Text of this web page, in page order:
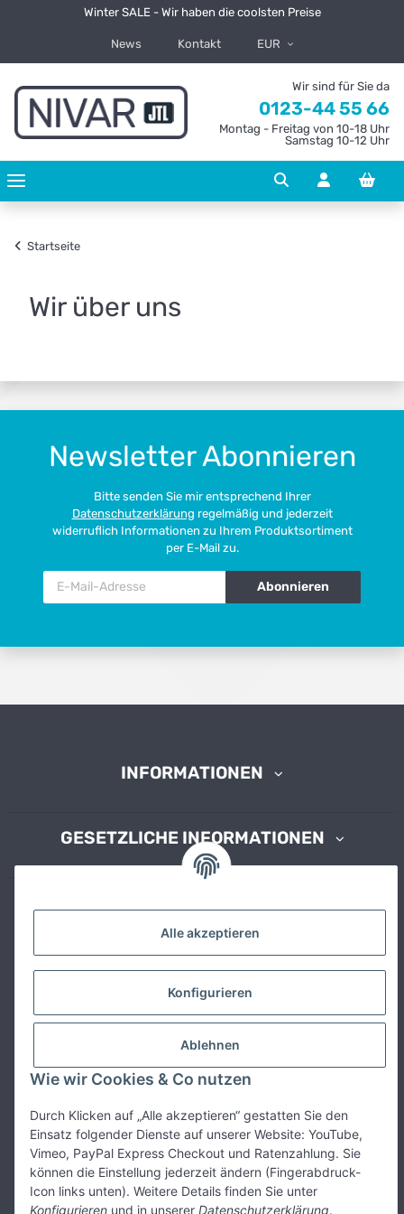
Alle akzeptieren
Konfigurieren
Ablehnen
Wie wir Cookies & Co nutzen
Durch Klicken auf „Alle akzeptieren“ gestatten Sie den
Einsatz folgender Dienste auf unserer Website: YouTube,
Vimeo, PayPal Express Checkout und Ratenzahlung. Sie
können die Einstellung jederzeit ändern (Fingerabdruck-
Icon links unten). Weitere Details finden Sie unter
Konfigurieren und in unserer Datenschutzerklärung.
Winter SALE - Wir haben die coolsten Preise
News Kontakt EUR
Wir sind für Sie da
0123-44 55 66
Montag - Freitag von 10-18 Uhr
Samstag 10-12 Uhr
Startseite
Wir über uns
Newsletter Abonnieren
Bitte senden Sie mir entsprechend Ihrer
Datenschutzerklärung regelmäßig und jederzeit
widerruflich Informationen zu Ihrem Produktsortiment
per E-Mail zu.
Abonnieren
INFORMATIONEN
GESETZLICHE INFORMATIONEN
bietet mit eigenen Boxen & Seitenleisten viele tolle
diese- können an vielen Stellen platziert werden und fügen sich
reibungslos in das Design Ihres Shops ein
* Alle Preise inkl. gesetzlicher USt., zzgl.Versand
Und hier ein Hinweis in der Fußzeile